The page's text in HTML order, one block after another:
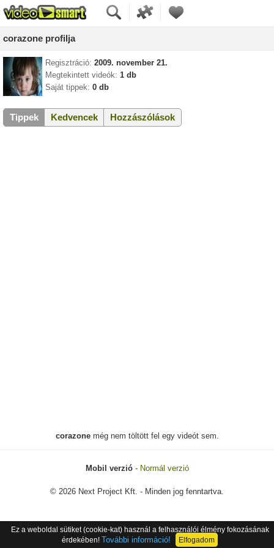
corazone profilja
Regisztráció: 2009. november 21.
Megtekintett videók: 1 db
Saját tippek: 0 db
Tippek Kedvencek Hozzászólások
corazonemég nem töltött fel egy videót sem.
Mobil verzió- Normál verzió
© 2026 Next Project Kft. - Minden jog fenntartva.
Ez a weboldal sütiket (cookie-kat) használ a felhasználói élmény fokozásának
érdekében! További információ! Elfogadom